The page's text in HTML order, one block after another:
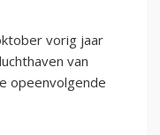
vorig jaar
van
opeenvolgende